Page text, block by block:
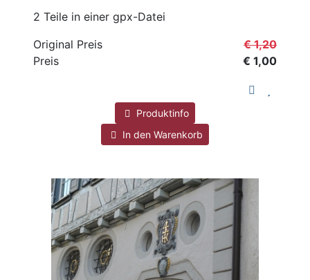
2 Teile in einer gpx-Datei
Original Preis
€ 1,20
Preis
€ 1,00
Produktinfo
In den Warenkorb